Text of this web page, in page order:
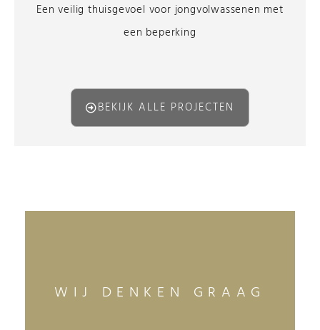
Een veilig thuisgevoel voor jongvolwassenen met
een beperking
BEKIJK ALLE PROJECTEN
WIJ DENKEN GRAAG